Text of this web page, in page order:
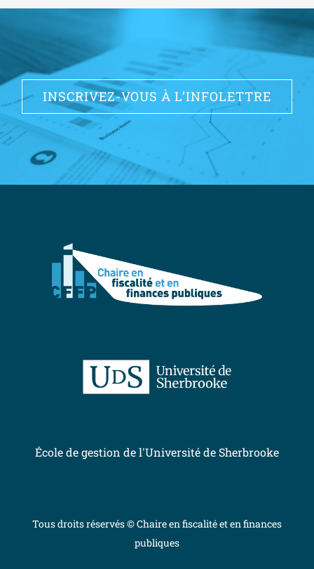
INSCRIVEZ-VOUS À L’INFOLETTRE
École de gestion de l'Université de Sherbrooke
Tous droits réservés © Chaire en fiscalité et en finances
publiques